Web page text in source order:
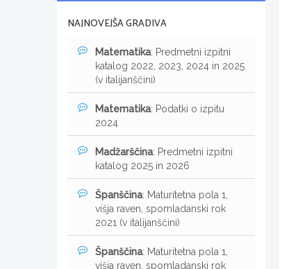
NAJNOVEJŠA GRADIVA
Matematika: Predmetni izpitni
katalog 2022, 2023, 2024 in 2025
(v italijanščini)
Matematika: Podatki o izpitu
2024
Madžarščina: Predmetni izpitni
katalog 2025 in 2026
Španščina: Maturitetna pola 1,
višja raven, spomladanski rok
2021 (v italijanščini)
Španščina: Maturitetna pola 1,
višja raven, spomladanski rok